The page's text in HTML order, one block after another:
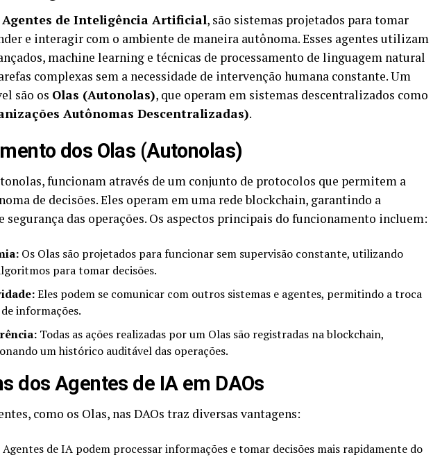
Agentes de Inteligência Artificial, são sistemas projetados para tomar
e interagir com o ambiente de maneira autônoma. Esses agentes utilizam
machine learning e técnicas de processamento de linguagem natural
complexas sem a necessidade de intervenção humana constante. Um
são os Olas (Autonolas), que operam em sistemas descentralizados como
Autônomas Descentralizadas).
dos Olas (Autonolas)
funcionam através de um conjunto de protocolos que permitem a
de decisões. Eles operam em uma rede blockchain, garantindo a
segurança das operações. Os aspectos principais do funcionamento incluem:
Os Olas são projetados para funcionar sem supervisão constante, utilizando
para tomar decisões.
Eles podem se comunicar com outros sistemas e agentes, permitindo a troca
informações.
Todas as ações realizadas por um Olas são registradas na blockchain,
um histórico auditável das operações.
dos Agentes de IA em DAOs
como os Olas, nas DAOs traz diversas vantagens:
Agentes de IA podem processar informações e tomar decisões mais rapidamente do